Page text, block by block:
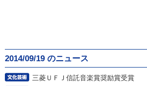
2014/09/19 のニュース
三菱ＵＦＪ信託音楽賞奨励賞受賞